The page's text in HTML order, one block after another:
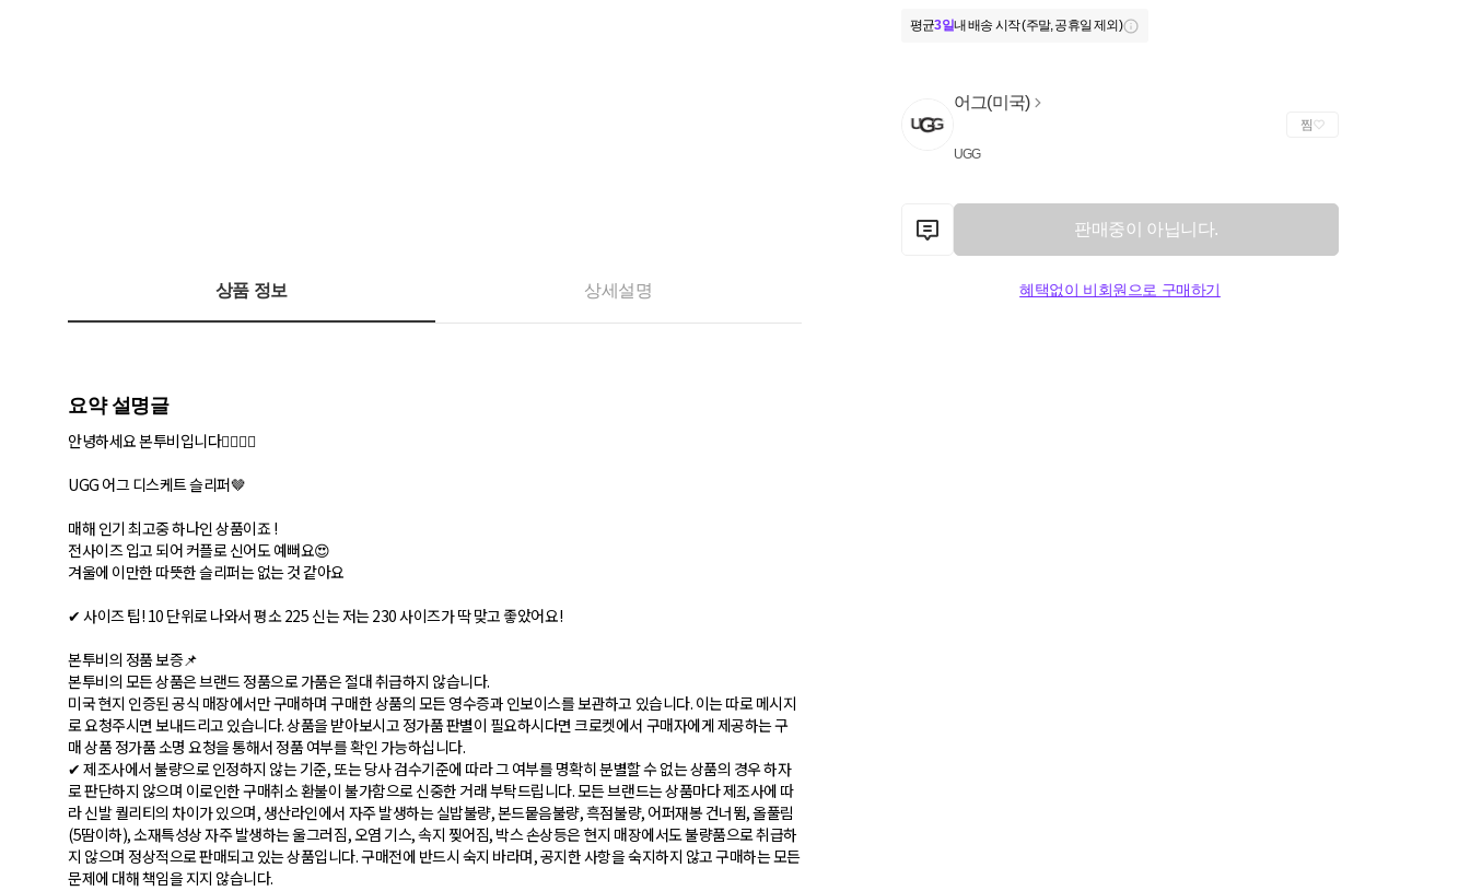
평균3일내 배송 시작 (주말, 공휴일 제외)
어그(미국)
UGG
찜
판매중이 아닙니다.
혜택없이 비회원으로 구매하기
상품 정보 상세설명
요약 설명글
안녕하세요 본투비입니다🙇‍♀️🙇‍♂️
UGG 어그 디스케트 슬리퍼🤎
매해 인기 최고중 하나인 상품이죠 !
전사이즈 입고 되어 커플로 신어도 예뻐요😍
겨울에 이만한 따뜻한 슬리퍼는 없는 것 같아요
✔ 사이즈 팁! 10 단위로 나와서 평소 225 신는 저는 230 사이즈가 딱 맞고 좋았어요!
본투비의 정품 보증📌
본투비의 모든 상품은 브랜드 정품으로 가품은 절대 취급하지 않습니다.
미국 현지 인증된 공식 매장에서만 구매하며 구매한 상품의 모든 영수증과 인보이스를 보관하고 있습니다. 이는 따로 메시지
로 요청주시면 보내드리고 있습니다. 상품을 받아보시고 정가품 판별이 필요하시다면 크로켓에서 구매자에게 제공하는 구
매 상품 정가품 소명 요청을 통해서 정품 여부를 확인 가능하십니다.
✔ 제조사에서 불량으로 인정하지 않는 기준, 또는 당사 검수기준에 따라 그 여부를 명확히 분별할 수 없는 상품의 경우 하자
로 판단하지 않으며 이로인한 구매취소 환불이 불가함으로 신중한 거래 부탁드립니다. 모든 브랜드는 상품마다 제조사에 따
라 신발 퀄리티의 차이가 있으며, 생산라인에서 자주 발생하는 실밥불량, 본드뭍음불량, 흑점불량, 어퍼재봉 건너뜀, 올풀림
(5땀이하), 소재특성상 자주 발생하는 울그러짐, 오염 기스, 속지 찢어짐, 박스 손상등은 현지 매장에서도 불량품으로 취급하
지 않으며 정상적으로 판매되고 있는 상품입니다. 구매전에 반드시 숙지 바라며, 공지한 사항을 숙지하지 않고 구매하는 모든
문제에 대해 책임을 지지 않습니다.